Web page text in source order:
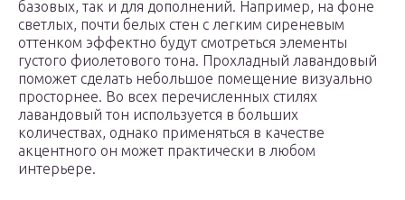
базовых, так и для дополнений. Например, на фоне
светлых, почти белых стен с легким сиреневым
оттенком эффектно будут смотреться элементы
густого фиолетового тона. Прохладный лавандовый
поможет сделать небольшое помещение визуально
просторнее. Во всех перечисленных стилях
лавандовый тон используется в больших
количествах, однако применяться в качестве
акцентного он может практически в любом
интерьере.